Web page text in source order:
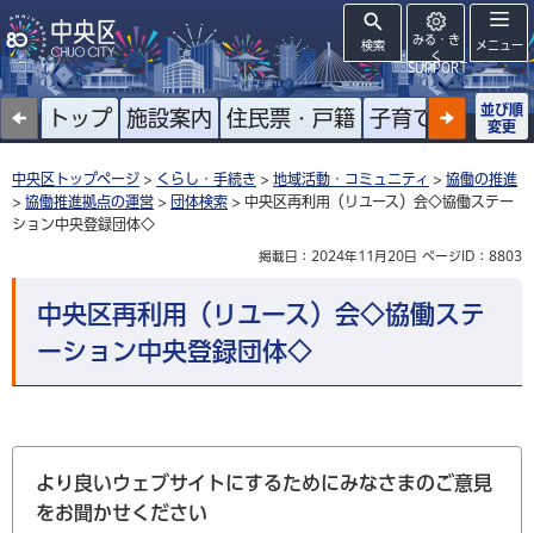
検索
みる・き
く
SUPPORT
メニュー
トップ 施設案内 住民票・戸籍 子育て 高齢者
並び順
変更
中央区トップページ > くらし・手続き > 地域活動・コミュニティ > 協働の推進
> 協働推進拠点の運営 > 団体検索 > 中央区再利用（リユース）会◇協働ステー
ション中央登録団体◇
掲載日：2024年11月20日 ページID：8803
中央区再利用（リユース）会◇協働ステ
ーション中央登録団体◇
より良いウェブサイトにするためにみなさまのご意見
をお聞かせください